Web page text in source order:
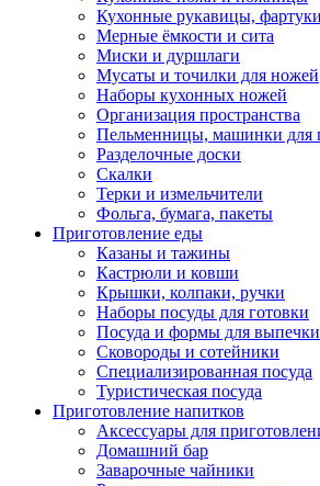
Кухонные рукавицы,
Мерные ёмкости и сита
Миски и дуршлаги
Мусаты и точилки для ножей
Наборы кухонных ножей
Организация пространства
Пельменницы, машинки для
Разделочные доски
Скалки
Терки и измельчители
Фольга, бумага, пакеты
Приготовление еды
Казаны и тажины
Кастрюли и ковши
Крышки, колпаки, ручки
Наборы посуды для готовки
Посуда и формы для выпечки
Сковороды и сотейники
Специализированная посуда
Туристическая посуда
Приготовление напитков
Аксессуары для
Домашний бар
Заварочные чайники